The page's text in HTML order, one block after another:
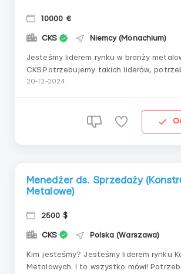
10000 €
CKS Niemcy (Monachium)
Jesteśmy liderem rynku w branży
CKS.Potrzebujemy takich liderów,
którzy gotowi są osiągać cele i
naszego zespołu. - Czy jesteś gotowy
20-12-2024
Menedżer ds. Sprzedaży
Metalowe)
2500 $
CKS Polska (Warszawa)
Kim jesteśmy? Jesteśmy liderem rynku
Metalowych. I to wszystko mówi!